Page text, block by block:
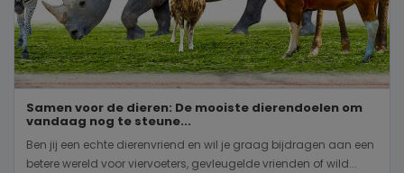
Samen voor de dieren: De mooiste dierendoelen om
vandaag nog te steune...
Ben jij een echte dierenvriend en wil je graag bijdragen aan een
betere wereld voor viervoeters, gevleugelde vrienden of wild...